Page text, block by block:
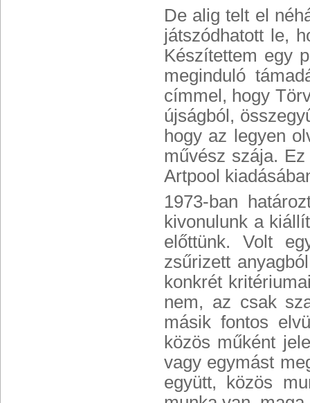
De alig telt el
játszódhatott le,
Készítettem egy
meginduló
címmel, hogy
újságból,
hogy az legyen
művész szája.
Artpool
1973-ban
kivonulunk a
előttünk. Volt
zsűrizett
konkrét
nem, az csak
másik fontos
közös műként
vagy egymást
együtt, közös